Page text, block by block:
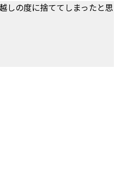
しの度に捨ててしまったと思